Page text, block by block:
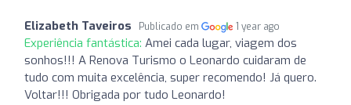
Elizabeth Taveiros Publicado em 1 year ago
Experiência fantástica: Amei cada lugar, viagem dos
sonhos!!! A Renova Turismo o Leonardo cuidaram de
tudo com muita excelência, super recomendo! Já quero.
Voltar!!! Obrigada por tudo Leonardo!